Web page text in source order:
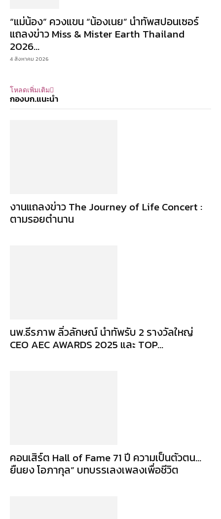
“แม่น้อง” ควงแขน “น้องเนย” นำทัพสปอนเซอร์
แถลงข่าว Miss & Mister Earth Thailand
2026...
4 สิงหาคม 2026
โหลดเพิ่มเติม
กองบก.แนะนำ
งานแถลงข่าว The Journey of Life Concert :
ตามรอยตำนาน
นพ.ธีรภาพ ลิ่วลักษณ์ นำทัพรับ 2 รางวัลใหญ่
CEO AEC AWARDS 2025 และ TOP...
คอนเสิร์ต Hall of Fame 71 ปี ความเป็นตัวตน…
ยืนยง โอภากุล” บทบรรเลงเพลงเพื่อชีวิต